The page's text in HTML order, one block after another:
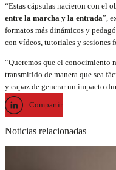
“Estas cápsulas nacieron con el
entre la marcha y la entrada”,
formatos más dinámicos y
con vídeos, tutoriales y sesiones
“Queremos que el conocimiento
transmitido de manera que sea
y capaz de generar un impacto
Compartir
Noticias relacionadas